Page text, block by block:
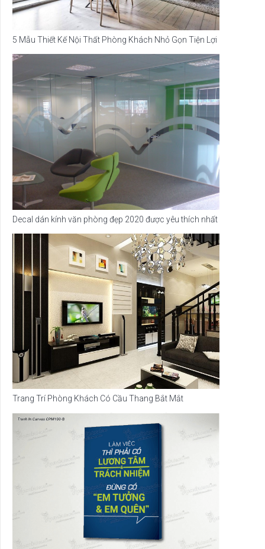
5 Mẫu Thiết Kế Nội Thất Phòng Khách Nhỏ Gọn Tiện Lợi
Decal dán kính văn phòng đẹp 2020 được yêu thích nhất
Trang Trí Phòng Khách Có Cầu Thang Bắt Mắt